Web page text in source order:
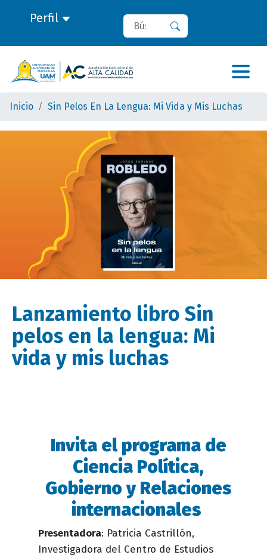
Perfil Buscar
Inicio Sin Pelos En La Lengua: Mi Vida y Mis Luchas
Lanzamiento libro Sin
pelos en la lengua: Mi
vida y mis luchas
Descripción
Invita el programa de
Ciencia Política,
Gobierno y Relaciones
internacionales
Presentadora: Patricia Castrillón,
Investigadora del Centro de Estudios